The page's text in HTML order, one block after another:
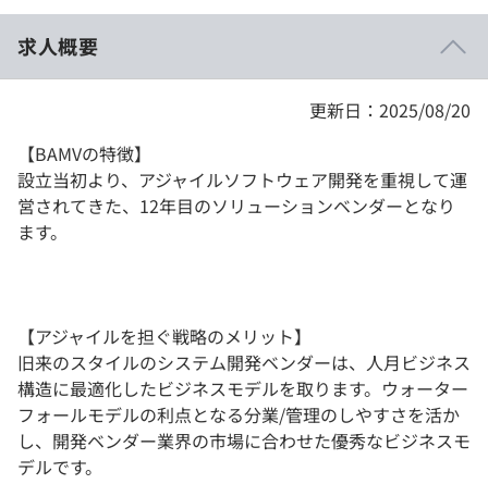
求人概要
更新日：2025/08/20
【BAMVの特徴】
設立当初より、アジャイルソフトウェア開発を重視して運
営されてきた、12年目のソリューションベンダーとなり
ます。
【アジャイルを担ぐ戦略のメリット】
旧来のスタイルのシステム開発ベンダーは、人月ビジネス
構造に最適化したビジネスモデルを取ります。ウォーター
フォールモデルの利点となる分業/管理のしやすさを活か
し、開発ベンダー業界の市場に合わせた優秀なビジネスモ
デルです。